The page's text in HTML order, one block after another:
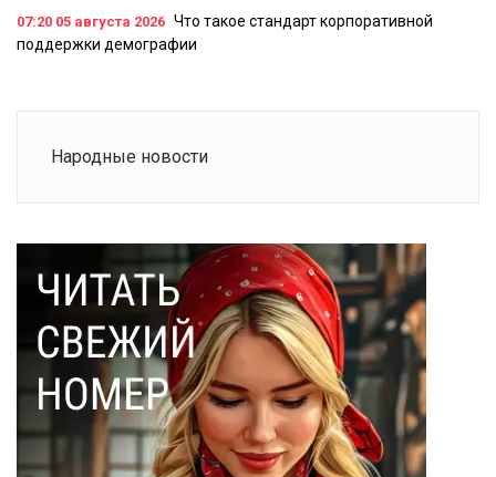
07:20 05 августа 2026 Что такое стандарт корпоративной
поддержки демографии
Народные новости